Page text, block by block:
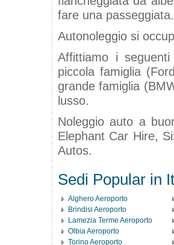
fare una passeggiata.
Autonoleggio si
Affittiamo i
piccola famiglia
grande famiglia
lusso.
Noleggio auto a
Elephant Car Hire,
Autos.
Sedi Popular in
Alghero Aeroporto
Brindisi Aeroporto
Lamezia Terme Aeroporto
Olbia Aeroporto
Torino Aeroporto